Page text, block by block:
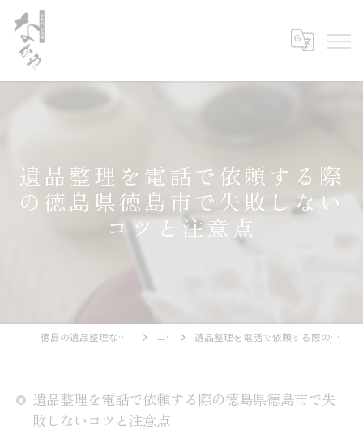
遺品整理を電話で依頼する際
の徳島県徳島市で失敗しない
コツと注意点
徳島の遺品整理なら古美術・古道具 なかや コラム 遺品整理を電話で依頼する際の徳島県徳島市で失敗しないコツと注意点
遺品整理を電話で依頼する際の徳島県徳島市で失
敗しないコツと注意点